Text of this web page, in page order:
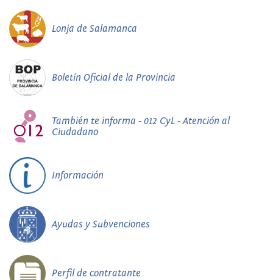
Lonja de Salamanca
Boletín Oficial de la Provincia
También te informa - 012 CyL - Atención al
Ciudadano
Información
Ayudas y Subvenciones
Perfil de contratante